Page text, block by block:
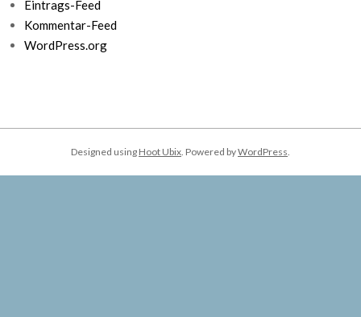
Eintrags-Feed
Kommentar-Feed
WordPress.org
Designed using Hoot Ubix . Powered byWordPress